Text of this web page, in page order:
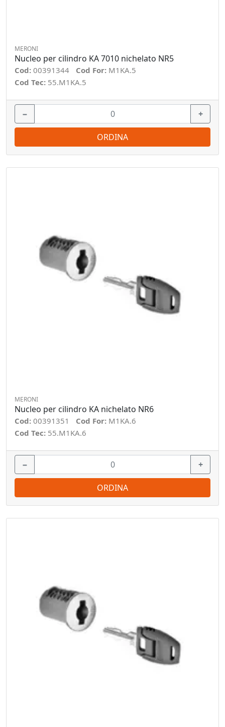
MERONI
Nucleo per cilindro KA 7010 nichelato NR5
Cod: 00391344 Cod For: M1KA.5
Cod Tec: 55.M1KA.5
− +
ORDINA
MERONI
Nucleo per cilindro KA nichelato NR6
Cod: 00391351 Cod For: M1KA.6
Cod Tec: 55.M1KA.6
− +
ORDINA